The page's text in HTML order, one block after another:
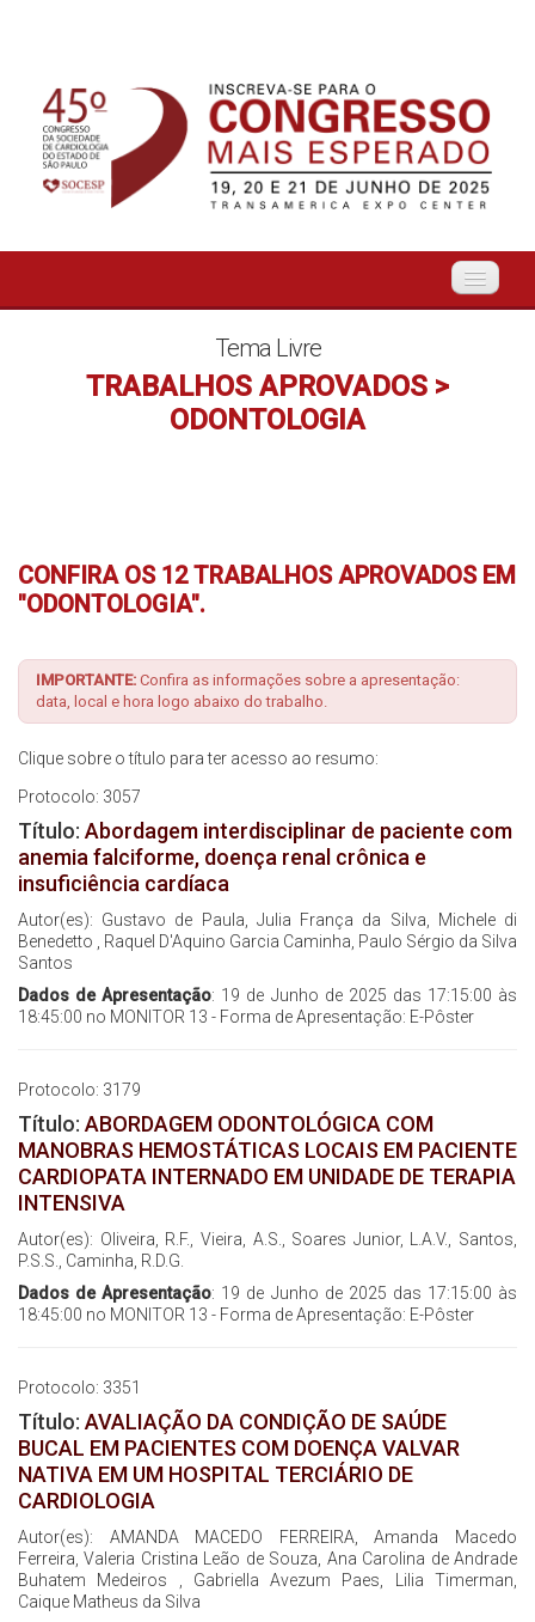
Organização
Inscrições
Hands On
Intercardio
Entrevistas
Feira de Exposição
Hospedagem
Traslado
Tema Livre
TRABALHOS APROVADOS >
ODONTOLOGIA
CONFIRA OS 12 TRABALHOS APROVADOS EM
"ODONTOLOGIA".
IMPORTANTE: Confira as informações sobre a apresentação:
data, local e hora logo abaixo do trabalho.
Clique sobre o título para ter acesso ao resumo:
Protocolo: 3057
Título: Abordagem interdisciplinar de paciente com
anemia falciforme, doença renal crônica e
insuficiência cardíaca
Autor(es): Gustavo de Paula, Julia França da Silva, Michele di
Benedetto , Raquel D'Aquino Garcia Caminha, Paulo Sérgio da Silva
Santos
Dados de Apresentação: 19 de Junho de 2025 das 17:15:00 às
18:45:00 no MONITOR 13 - Forma de Apresentação: E-Pôster
Protocolo: 3179
Título: ABORDAGEM ODONTOLÓGICA COM
MANOBRAS HEMOSTÁTICAS LOCAIS EM PACIENTE
CARDIOPATA INTERNADO EM UNIDADE DE TERAPIA
INTENSIVA
Autor(es): Oliveira, R.F., Vieira, A.S., Soares Junior, L.A.V., Santos,
P.S.S., Caminha, R.D.G.
Dados de Apresentação: 19 de Junho de 2025 das 17:15:00 às
18:45:00 no MONITOR 13 - Forma de Apresentação: E-Pôster
Protocolo: 3351
Título: AVALIAÇÃO DA CONDIÇÃO DE SAÚDE
BUCAL EM PACIENTES COM DOENÇA VALVAR
NATIVA EM UM HOSPITAL TERCIÁRIO DE
CARDIOLOGIA
Autor(es): AMANDA MACEDO FERREIRA, Amanda Macedo
Ferreira, Valeria Cristina Leão de Souza, Ana Carolina de Andrade
Buhatem Medeiros , Gabriella Avezum Paes, Lilia Timerman,
Caique Matheus da Silva